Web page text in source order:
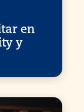
en
y